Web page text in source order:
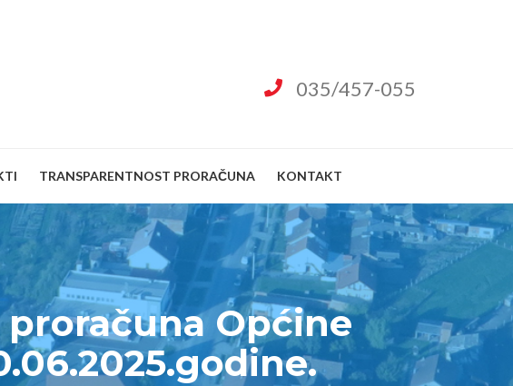
035/457-055
TRANSPARENTNOST PRORAČUNA KONTAKT
Općine